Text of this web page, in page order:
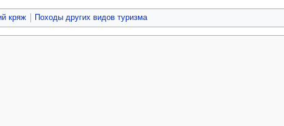
кряж Походы других видов туризма